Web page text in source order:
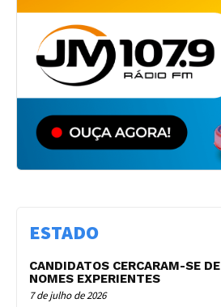
ESTADO
CANDIDATOS CERCARAM-SE DE
NOMES EXPERIENTES
7 de julho de 2026